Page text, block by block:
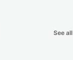
See all